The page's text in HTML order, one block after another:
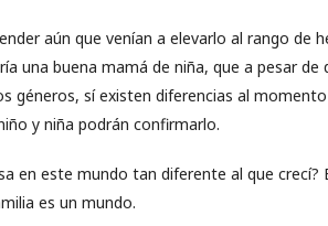
aún que venían a elevarlo al rango de
una buena mamá de niña, que a pesar de
géneros, sí existen diferencias al
y niña podrán confirmarlo.
en este mundo tan diferente al que crecí?
es un mundo.